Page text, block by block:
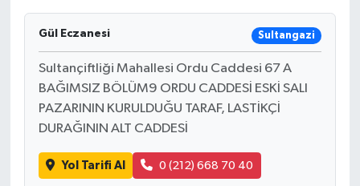
Gül Eczanesi Sultangazi
Sultançiftliği Mahallesi Ordu Caddesi 67 A
BAĞIMSIZ BÖLÜM9 ORDU CADDESİ ESKİ SALI
PAZARININ KURULDUĞU TARAF, LASTİKÇİ
DURAĞININ ALT CADDESİ
Yol Tarifi Al 0 (212) 668 70 40